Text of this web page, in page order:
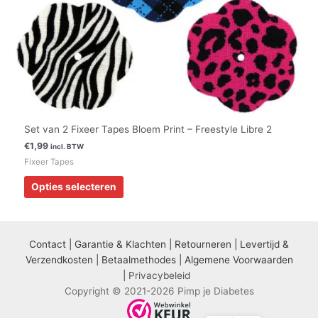
Set van 2 Fixeer Tapes Bloem Print – Freestyle Libre 2
€1,99 incl. BTW
Fixeer Tapes
Opties selecteren
productpagina
Contact Garantie & Klachten Retourneren
Levertijd &
Verzendkosten
Betaalmethodes| Algemene Voorwaarden
Privacybeleid
Copyright © 2021-2026 Pimp je Diabetes